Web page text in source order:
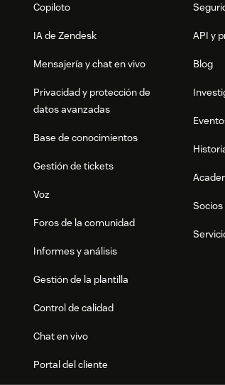
Copiloto
IA de Zendesk
Mensajería y chat en vivo
Privacidad y protección de
datos avanzadas
Base de conocimientos
Gestión de tickets
Voz
Foros de la comunidad
Informes y análisis
Gestión de la plantilla
Control de calidad
Chat en vivo
Portal del cliente
API y
Blog
Socios